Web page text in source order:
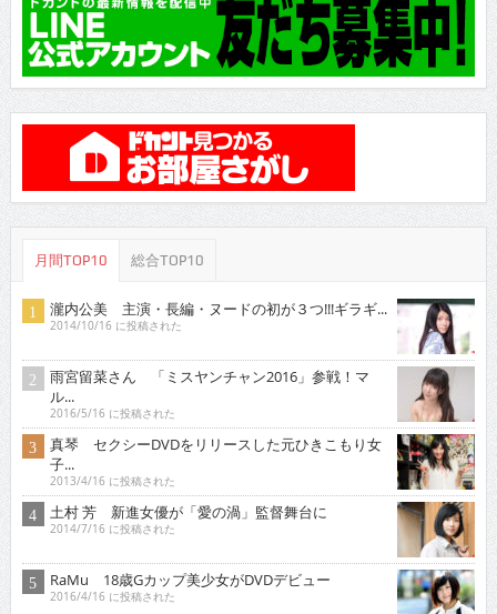
月間TOP10 総合TOP10
瀧内公美 主演・長編・ヌードの初が３つ!!!ギラギ...
2014/10/16 に投稿された
雨宮留菜さん 「ミスヤンチャン2016」参戦！マ
ル...
2016/5/16 に投稿された
真琴 セクシーDVDをリリースした元ひきこもり女
子...
2013/4/16 に投稿された
土村 芳 新進女優が「愛の渦」監督舞台に
2014/7/16 に投稿された
RaMu 18歳Gカップ美少女がDVDデビュー
2016/4/16 に投稿された